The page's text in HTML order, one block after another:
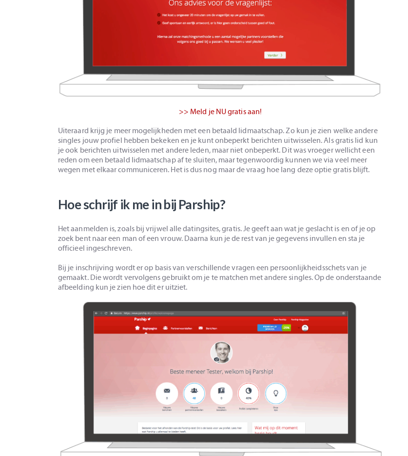
>> Meld je NU gratis aan!
Uiteraard krijg je meer mogelijkheden met een betaald lidmaatschap. Zo kun je zien welke andere
singles jouw profiel hebben bekeken en je kunt onbeperkt berichten uitwisselen. Als gratis lid kun
je ook berichten uitwisselen met andere leden, maar niet onbeperkt. Dit was vroeger wellicht een
reden om een betaald lidmaatschap af te sluiten, maar tegenwoordig kunnen we via veel meer
wegen met elkaar communiceren. Het is dus nog maar de vraag hoe lang deze optie gratis blijft.
Hoe schrijf ik me in bij Parship?
Het aanmelden is, zoals bij vrijwel alle datingsites, gratis. Je geeft aan wat je geslacht is en of je op
zoek bent naar een man of een vrouw. Daarna kun je de rest van je gegevens invullen en sta je
officieel ingeschreven.
Bij je inschrijving wordt er op basis van verschillende vragen een persoonlijkheidsschets van je
gemaakt. Die wordt vervolgens gebruikt om je te matchen met andere singles. Op de onderstaande
afbeelding kun je zien hoe dit er uitziet.